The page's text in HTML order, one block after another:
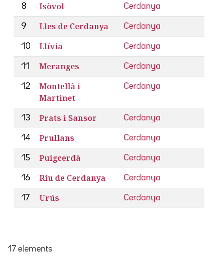
8 Isòvol Cerdanya
9 Lles de Cerdanya Cerdanya
10 Llívia Cerdanya
11 Meranges Cerdanya
12
Montellà i
Martinet
Cerdanya
13 Prats i Sansor Cerdanya
14 Prullans Cerdanya
15 Puigcerdà Cerdanya
16 Riu de Cerdanya Cerdanya
17 Urús Cerdanya
17 elements